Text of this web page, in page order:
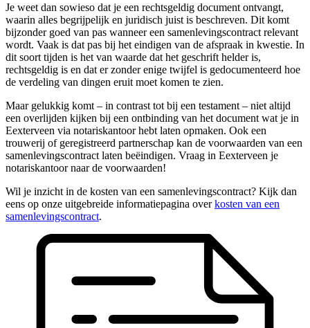
Je weet dan sowieso dat je een rechtsgeldig document ontvangt,
waarin alles begrijpelijk en juridisch juist is beschreven. Dit komt
bijzonder goed van pas wanneer een samenlevingscontract relevant
wordt. Vaak is dat pas bij het eindigen van de afspraak in kwestie. In
dit soort tijden is het van waarde dat het geschrift helder is,
rechtsgeldig is en dat er zonder enige twijfel is gedocumenteerd hoe
de verdeling van dingen eruit moet komen te zien.
Maar gelukkig komt – in contrast tot bij een testament – niet altijd
een overlijden kijken bij een ontbinding van het document wat je in
Eexterveen via notariskantoor hebt laten opmaken. Ook een
trouwerij of geregistreerd partnerschap kan de voorwaarden van een
samenlevingscontract laten beëindigen. Vraag in Eexterveen je
notariskantoor naar de voorwaarden!
Wil je inzicht in de kosten van een samenlevingscontract? Kijk dan
eens op onze uitgebreide informatiepagina overkosten van een
samenlevingscontract.